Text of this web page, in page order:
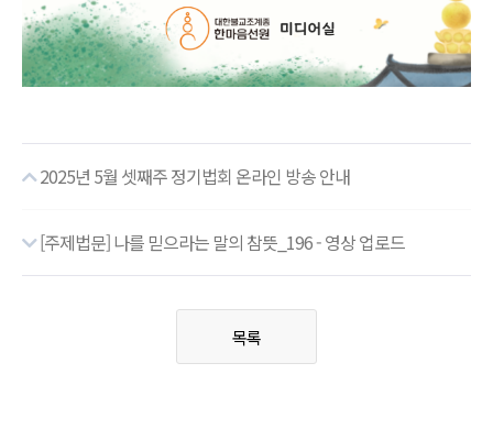
2025년 5월 셋째주 정기법회 온라인 방송 안내
[주제법문] 나를 믿으라는 말의 참뜻_196 - 영상 업로드
목록